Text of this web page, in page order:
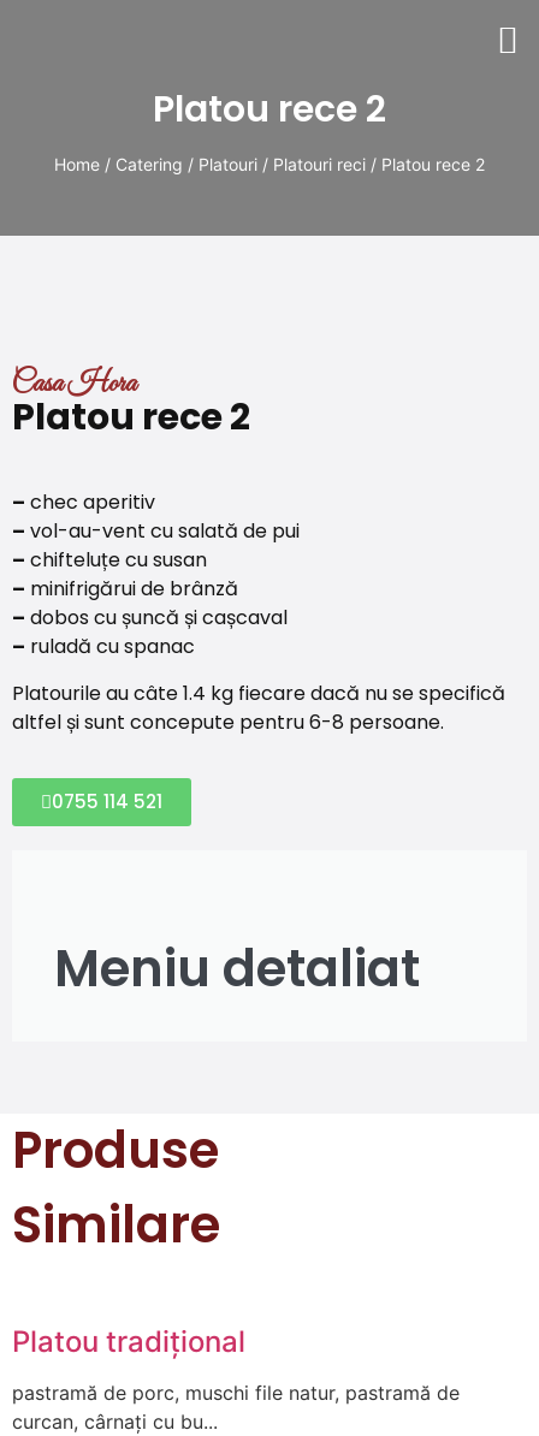
Platou rece 2
Home / Catering / Platouri / Platouri reci / Platou rece 2
Casa Hora
Platou rece 2
– chec aperitiv
– vol-au-vent cu salată de pui
– chifteluțe cu susan
– minifrigărui de brânză
– dobos cu șuncă și cașcaval
– ruladă cu spanac
Platourile au câte 1.4 kg fiecare dacă nu se specifică
altfel și sunt concepute pentru 6-8 persoane.
0755 114 521
Meniu detaliat
Produse
Similare
Platou tradițional
pastramă de porc, muschi file natur, pastramă de
curcan, cârnați cu bu...